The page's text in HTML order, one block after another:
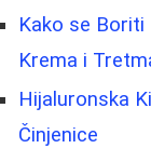
Kako se
Krema i
Hijaluronska
Činjenice